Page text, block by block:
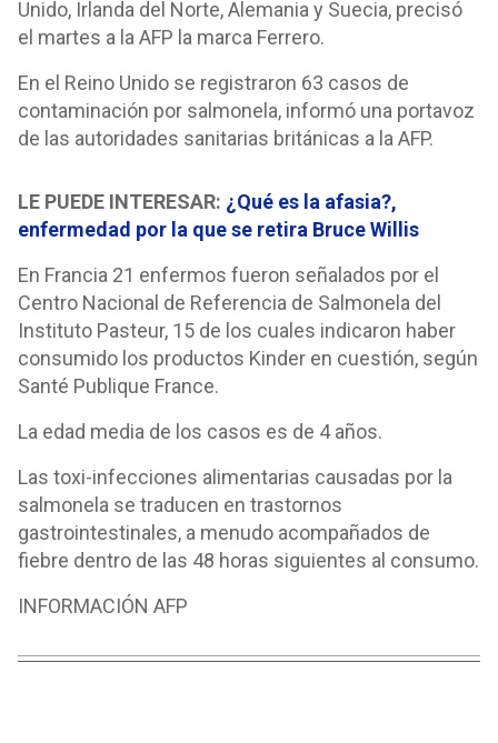
Unido, Irlanda del Norte, Alemania y Suecia, precisó
el martes a la AFP la marca Ferrero.
En el Reino Unido se registraron 63 casos de
contaminación por salmonela, informó una portavoz
de las autoridades sanitarias británicas a la AFP.
LE PUEDE INTERESAR: ¿Qué es la afasia?,
enfermedad por la que se retira Bruce Willis
En Francia 21 enfermos fueron señalados por el
Centro Nacional de Referencia de Salmonela del
Instituto Pasteur, 15 de los cuales indicaron haber
consumido los productos Kinder en cuestión, según
Santé Publique France.
La edad media de los casos es de 4 años.
Las toxi-infecciones alimentarias causadas por la
salmonela se traducen en trastornos
gastrointestinales, a menudo acompañados de
fiebre dentro de las 48 horas siguientes al consumo.
INFORMACIÓN AFP